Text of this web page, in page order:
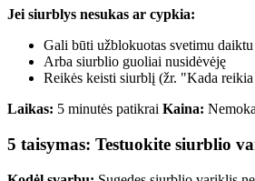
Jei siurblys nesukas ar cypkia:
Gali būti užblokuotas svetimu daiktu
Arba siurblio guoliai nusidėvėję
Reikės keisti siurblį (žr. "Kada
Laikas: 5 minutės patikrai Kaina:
5 taisymas: Testuokite siurblio